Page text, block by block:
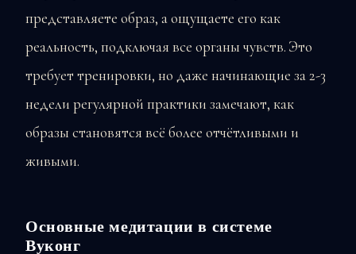
представляете образ, а ощущаете его как
реальность, подключая все органы чувств. Это
требует тренировки, но даже начинающие за 2-3
недели регулярной практики замечают, как
образы становятся всё более отчётливыми и
живыми.
Основные медитации в системе
Вуконг